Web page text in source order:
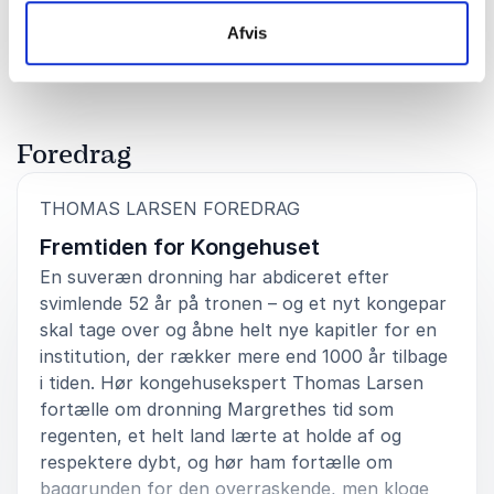
Afvis
kendskab og viden om kongehuset.
Thomas Larsen
5ud af5
Utroligt spændende foredrag med Thomas, som man
kan mærke lever sig meget ind i det han fortæller om,
og brænder for det. Vi har fået stor ros fra de
deltagende for foredraget, og alle gik derfra lidt
klogere på hele situationen.
Ida Dahl
Zenit Consult
Thomas Larsen
Foredrag
THOMAS LARSEN FOREDRAG
Fremtiden for Kongehuset
En suveræn dronning har abdiceret efter
svimlende 52 år på tronen – og et nyt kongepar
skal tage over og åbne helt nye kapitler for en
institution, der rækker mere end 1000 år tilbage
i tiden. Hør kongehusekspert Thomas Larsen
fortælle om dronning Margrethes tid som
regenten, et helt land lærte at holde af og
respektere dybt, og hør ham fortælle om
baggrunden for den overraskende, men kloge